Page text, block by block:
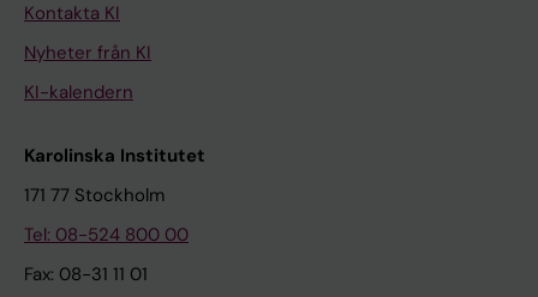
Kontakta KI
Nyheter från KI
KI-kalendern
Karolinska Institutet
171 77 Stockholm
Tel: 08-524 800 00
Fax: 08-31 11 01